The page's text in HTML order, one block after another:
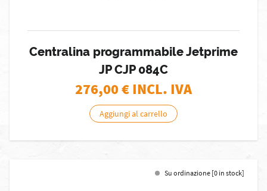
Centralina programmabile Jetprime
JP CJP 084C
276,00€ INCL. IVA
Aggiungi al carrello
Su ordinazione [0 in stock]